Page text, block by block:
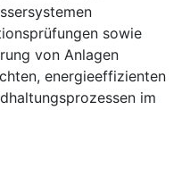
sowie
von Anlagen
energieeffizienten
im